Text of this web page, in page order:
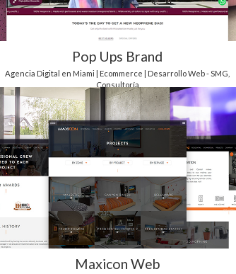
Pop Ups Brand
Agencia Digital en Miami | Ecommerce | Desarrollo Web - SMG
Consultoría
Maxicon Web